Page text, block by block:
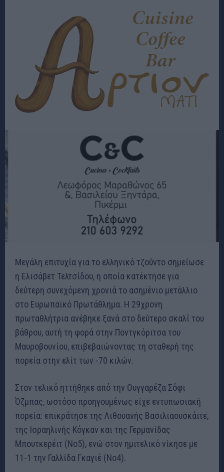
Μεγάλη επιτυχία για το ελληνικό τζούντο σημείωσε
η Ελισάβετ Τελτσίδου, η οποία κατέκτησε για
δεύτερη συνεχόμενη χρονιά το ασημένιο μετάλλιο
στο Ευρωπαϊκό Πρωτάθλημα. Η 29χρονη
πρωταθλήτρια ανέβηκε ξανά στο δεύτερο σκαλί του
βάθρου, αυτή τη φορά στην Ποντγκόριτσα του
Μαυροβουνίου, επιβεβαιώνοντας τη σταθερή της
πορεία στην ελίτ των -70 κιλών.
Στον τελικό ηττήθηκε από την Ουγγαρέζα Σόφι
Όζμπας, ωστόσο προηγουμένως είχε εντυπωσιακή
πορεία: επικράτησε της Λιθουανής Βασιλιαουσκάιτε,
της Ισραηλινής Κόγκαν και της Γερμανίδας
Μπουτκερέιτ (Νο5), ενώ στον ημιτελικό νίκησε με
11-1 την Γαλλίδα Γκαγιέ (Νο4).